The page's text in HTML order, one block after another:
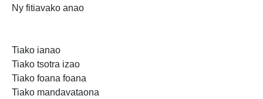
Ny fitiavako anao
Tiako ianao
Tiako tsotra izao
Tiako foana foana
Tiako mandavataona